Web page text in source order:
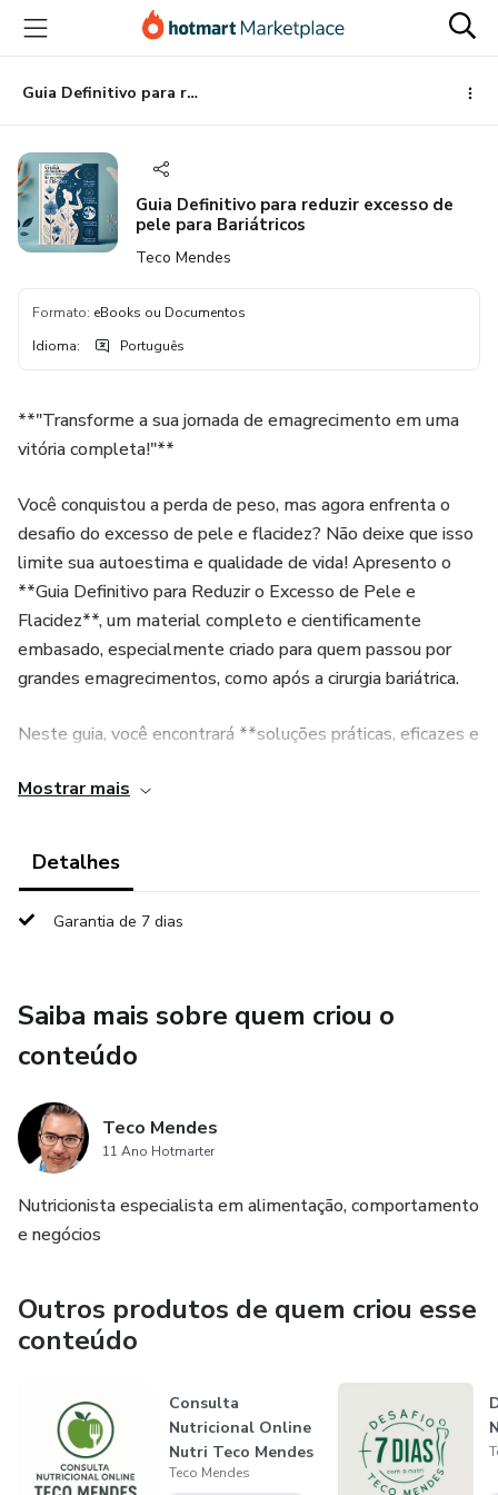
para
conteúdo
principal
para
pagamento
para
rodapé
Guia Definitivo para reduzir excesso de pele para Bariátricos
Guia Definitivo para reduzir excesso de
pele para Bariátricos
Teco Mendes
Formato: eBooks ou Documentos
Idioma: Português
**"Transforme a sua jornada de emagrecimento em uma
vitória completa!"**
Você conquistou a perda de peso, mas agora enfrenta o
desafio do excesso de pele e flacidez? Não deixe que isso
limite sua autoestima e qualidade de vida! Apresento o
**Guia Definitivo para Reduzir o Excesso de Pele e
Flacidez**, um material completo e cientificamente
embasado, especialmente criado para quem passou por
grandes emagrecimentos, como após a cirurgia bariátrica.
Neste guia, você encontrará **soluções práticas, eficazes e
pele.
influenciam a elasticidade.
e o que fazer em cada fase da vida.
✅ O papel poderoso de suplementos como colágeno
hidrolisado, ácido hialurônico e antioxidantes.
✅ Como a musculação pode transformar o seu corpo,
✅ Protocolos de jejum intermitente que ativam a
✅ Cremes, tratamentos estéticos e quando considerar
intervenções cirúrgicas para flacidez severa.
✅ Dicas de estilo de vida que realmente funcionam para
melhorar a aparência e saúde da pele.
Mostrar mais
Detalhes
Garantia de 7 dias
Saiba mais sobre quem criou o
conteúdo
Teco Mendes
11 Ano Hotmarter
Nutricionista especialista em alimentação, comportamento
e negócios
Outros produtos de quem criou esse
conteúdo
Consulta
Nutricional Online
Nutri Teco Mendes
Teco Mendes